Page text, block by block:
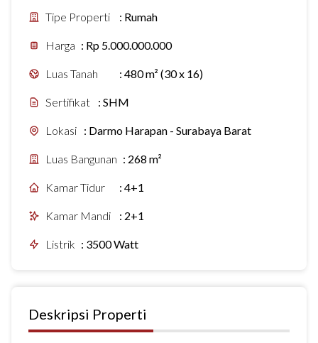
Tipe Properti : Rumah
Harga : Rp 5.000.000.000
Luas Tanah : 480 m² (30 x 16)
Sertifikat : SHM
Lokasi : Darmo Harapan - Surabaya Barat
Luas Bangunan : 268 m²
Kamar Tidur : 4+1
Kamar Mandi : 2+1
Listrik : 3500 Watt
Deskripsi Properti